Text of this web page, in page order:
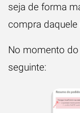
seja de forma
compra daquele
No momento
seguinte: